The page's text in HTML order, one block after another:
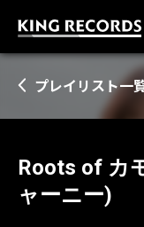
プレイリスト一
Roots of カ
ャーニー)